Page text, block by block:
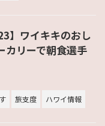
】ワイキキのおし
カリーで朝食選手
旅支度 ハワイ情報